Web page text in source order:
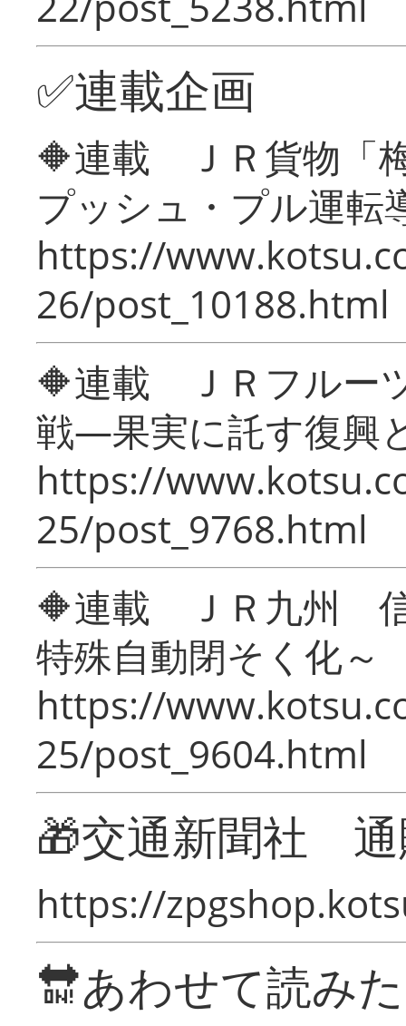
✅連載企画
🔶連載 ＪＲ貨物「
プッシュ・プル運転
https://
26/post_10188.html
🔶連載 ＪＲフルー
戦―果実に託す復興
https://
25/post_9768.html
🔶連載 ＪＲ九州 信
特殊自動閉そく化～
https://
25/post_9604.html
🎁交通新聞社
https://
🔛あわせて読み